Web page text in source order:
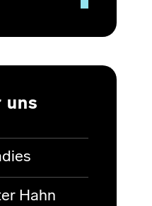
uns
Hahn